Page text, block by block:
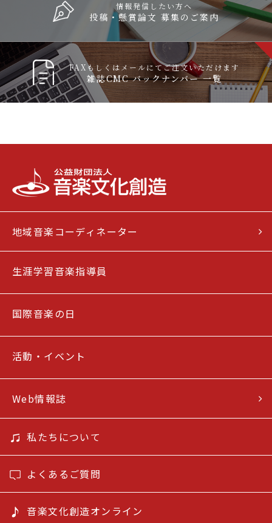
情報発信したい方へ
投稿・懸賞論文 募集のご案内
FAXもしくはメールにてご注文いただけます
雑誌CMC バックナンバー 一覧
地域音楽コーディネーター
生涯学習音楽指導員
国際音楽の日
活動・イベント
Web情報誌
私たちについて
よくあるご質問
音楽文化創造オンライン